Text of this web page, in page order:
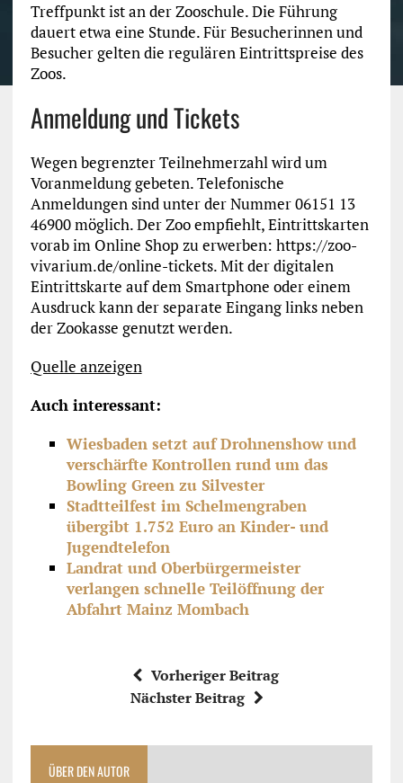
Treffpunkt ist an der Zooschule. Die Führung
dauert etwa eine Stunde. Für Besucherinnen und
Besucher gelten die regulären Eintrittspreise des
Zoos.
Anmeldung und Tickets
Wegen begrenzter Teilnehmerzahl wird um
Voranmeldung gebeten. Telefonische
Anmeldungen sind unter der Nummer 06151 13
46900 möglich. Der Zoo empfiehlt, Eintrittskarten
vorab im Online Shop zu erwerben: https://zoo-
vivarium.de/online-tickets. Mit der digitalen
Eintrittskarte auf dem Smartphone oder einem
Ausdruck kann der separate Eingang links neben
der Zookasse genutzt werden.
Quelle anzeigen
Auch interessant:
Wiesbaden setzt auf Drohnenshow und
verschärfte Kontrollen rund um das
Bowling Green zu Silvester
Stadtteilfest im Schelmengraben
übergibt 1.752 Euro an Kinder- und
Jugendtelefon
Landrat und Oberbürgermeister
verlangen schnelle Teilöffnung der
Abfahrt Mainz Mombach
Vorheriger Beitrag
Nächster Beitrag
ÜBER DEN AUTOR